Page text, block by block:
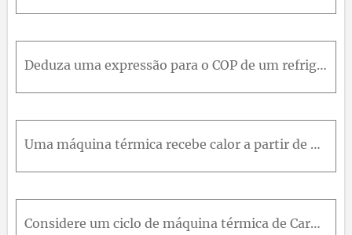
Deduza uma expressão para o COP de um refrigerador completamente reversível considerando as temperaturas dos reservatórios de energia térmica ( T LeT H ).
Uma máquina térmica recebe calor a partir de uma fonte de calor a 1.200 °C e rejeita calor para um sumidouro a 50 °C. O trabalho máximo da máquina térmica é igual a 500 kJ. Determine o calor fornecido
Considere um ciclo de máquina térmica de Carnot executado em um sistema fechado, utilizando 0,025 kg de vapor de água como fluido de trabalho. Sabe-se que a temperatura absoluta máxima do ciclo corres